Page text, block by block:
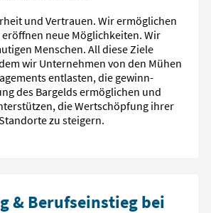
und Vertrauen. Wir ermöglichen
neue Möglichkeiten. Wir
Menschen. All diese Ziele
wir Unter­nehmen von den Mühen
entlasten, die gewinn­
des Bargelds ermöglichen und
die Wert­schöpfung ihrer
zu steigern.
& Berufseinstieg bei